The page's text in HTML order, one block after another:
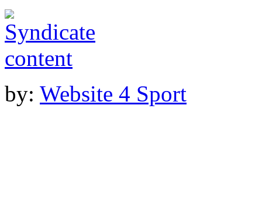
by: Website 4 Sport